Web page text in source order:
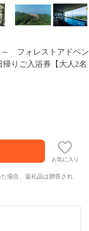
フォレストアドベン
りご入浴券【大人2名
お気に入り
場合、返礼品は贈答され